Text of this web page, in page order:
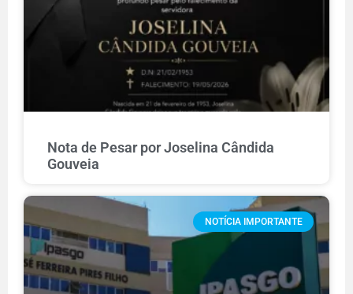
Nota de Pesar por Joselina Cândida
Gouveia
NOTÍCIA IMPORTANTE